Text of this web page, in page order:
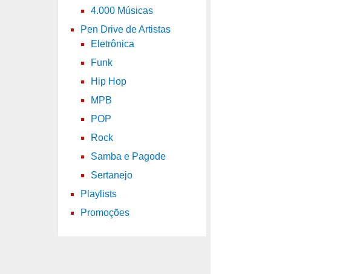
4.000 Músicas
Pen Drive de Artistas
Eletrônica
Funk
Hip Hop
MPB
POP
Rock
Samba e Pagode
Sertanejo
Playlists
Promoções